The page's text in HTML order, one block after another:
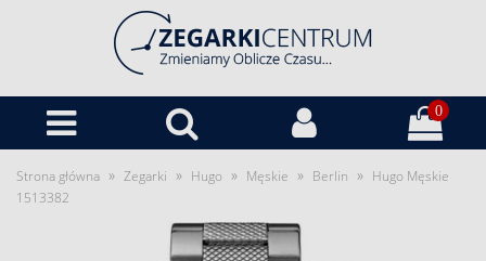
0
Strona główna » Zegarki » Hugo » Męskie » Berlin » Hugo Męskie
1513382